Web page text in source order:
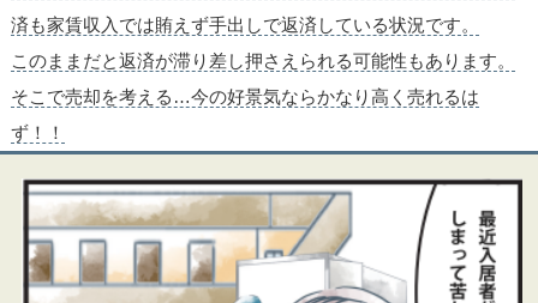
済も家賃収入では賄えず手出しで返済している状況です。
このままだと返済が滞り差し押さえられる可能性もあります。
そこで売却を考える…今の好景気ならかなり高く売れるは
ず！！